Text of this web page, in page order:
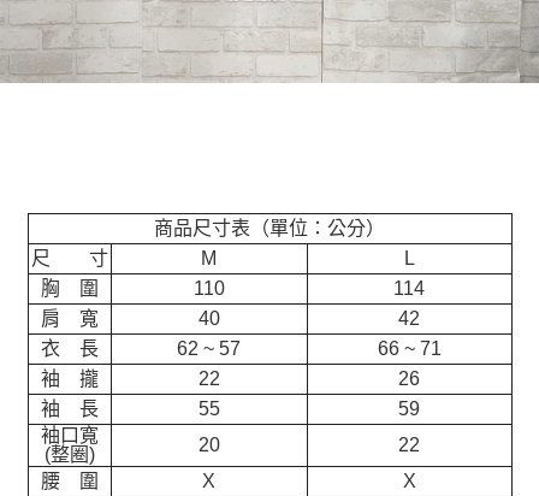
商品尺寸表（單位：公分）
尺 寸
M
L
胸 圍
110
114
肩 寬
40
42
衣 長
62 ~ 57
66 ~ 71
袖 攏
22
26
袖 長
55
59
袖口寬
(整圈)
20
22
腰 圍
X
X